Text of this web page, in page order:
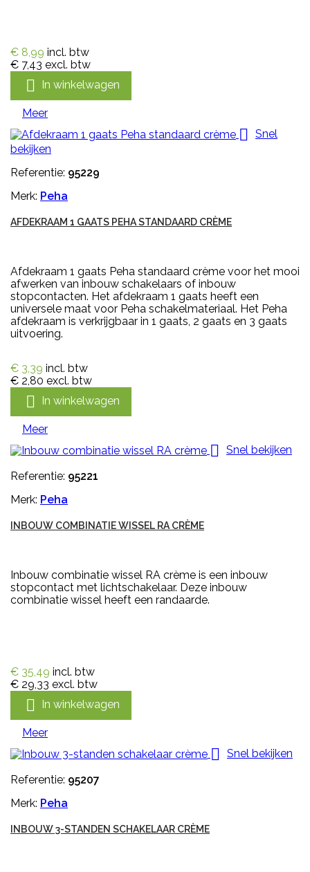
€ 8,99 incl. btw
€ 7,43 excl. btw
 In winkelwagen
Meer
 Snel
bekijken
Referentie: 95229
Merk: Peha
AFDEKRAAM 1 GAATS PEHA STANDAARD CRÈME
Afdekraam 1 gaats Peha standaard crème voor het mooi
afwerken van inbouw schakelaars of inbouw
stopcontacten. Het afdekraam 1 gaats heeft een
universele maat voor Peha schakelmateriaal. Het Peha
afdekraam is verkrijgbaar in 1 gaats, 2 gaats en 3 gaats
uitvoering.
€ 3,39 incl. btw
€ 2,80 excl. btw
 In winkelwagen
Meer
 Snel bekijken
Referentie: 95221
Merk: Peha
INBOUW COMBINATIE WISSEL RA CRÈME
Inbouw combinatie wissel RA crème is een inbouw
stopcontact met lichtschakelaar. Deze inbouw
combinatie wissel heeft een randaarde.
€ 35,49 incl. btw
€ 29,33 excl. btw
 In winkelwagen
Meer
 Snel bekijken
Referentie: 95207
Merk: Peha
INBOUW 3-STANDEN SCHAKELAAR CRÈME